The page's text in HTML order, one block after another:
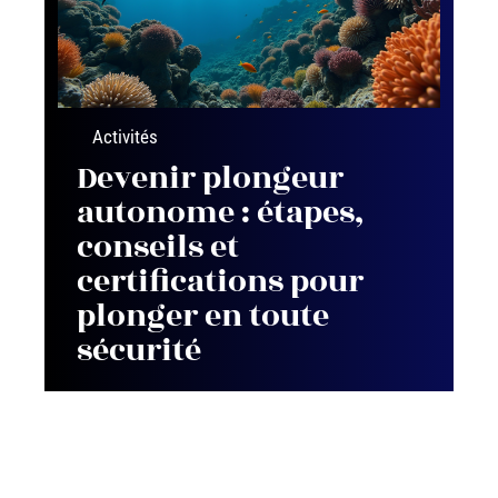
Activités
Devenir plongeur
autonome : étapes,
conseils et
certifications pour
plonger en toute
sécurité